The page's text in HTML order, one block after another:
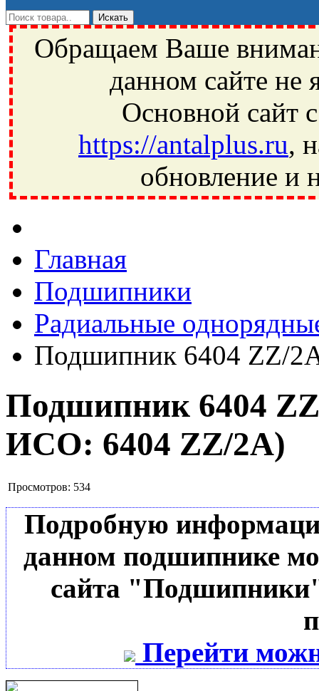
Обращаем Ваше
данном сайте не
Основной сайт
https://antalplus.ru,
обновление и
Ивантеевка, подшипники, пневматика, метизы, техника,
Главная
Подшипники
Радиальные
Подшипник 6404 ZZ/
Подшипник 6404
ИСО: 6404 ZZ/2A)
Просмотров: 534
Подробную
данном подшипнике
сайта
Перейти